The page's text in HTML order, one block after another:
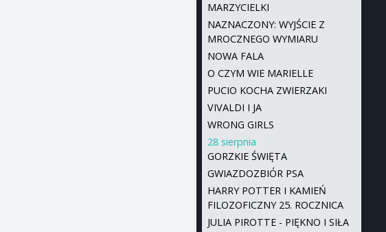
MARZYCIELKI
NAZNACZONY: WYJŚCIE Z
MROCZNEGO WYMIARU
NOWA FALA
O CZYM WIE MARIELLE
PUCIO KOCHA ZWIERZAKI
VIVALDI I JA
WRONG GIRLS
28 sierpnia
GORZKIE ŚWIĘTA
GWIAZDOZBIÓR PSA
HARRY POTTER I KAMIEŃ
FILOZOFICZNY 25. ROCZNICA
JULIA PIROTTE - PIĘKNO I SIŁA